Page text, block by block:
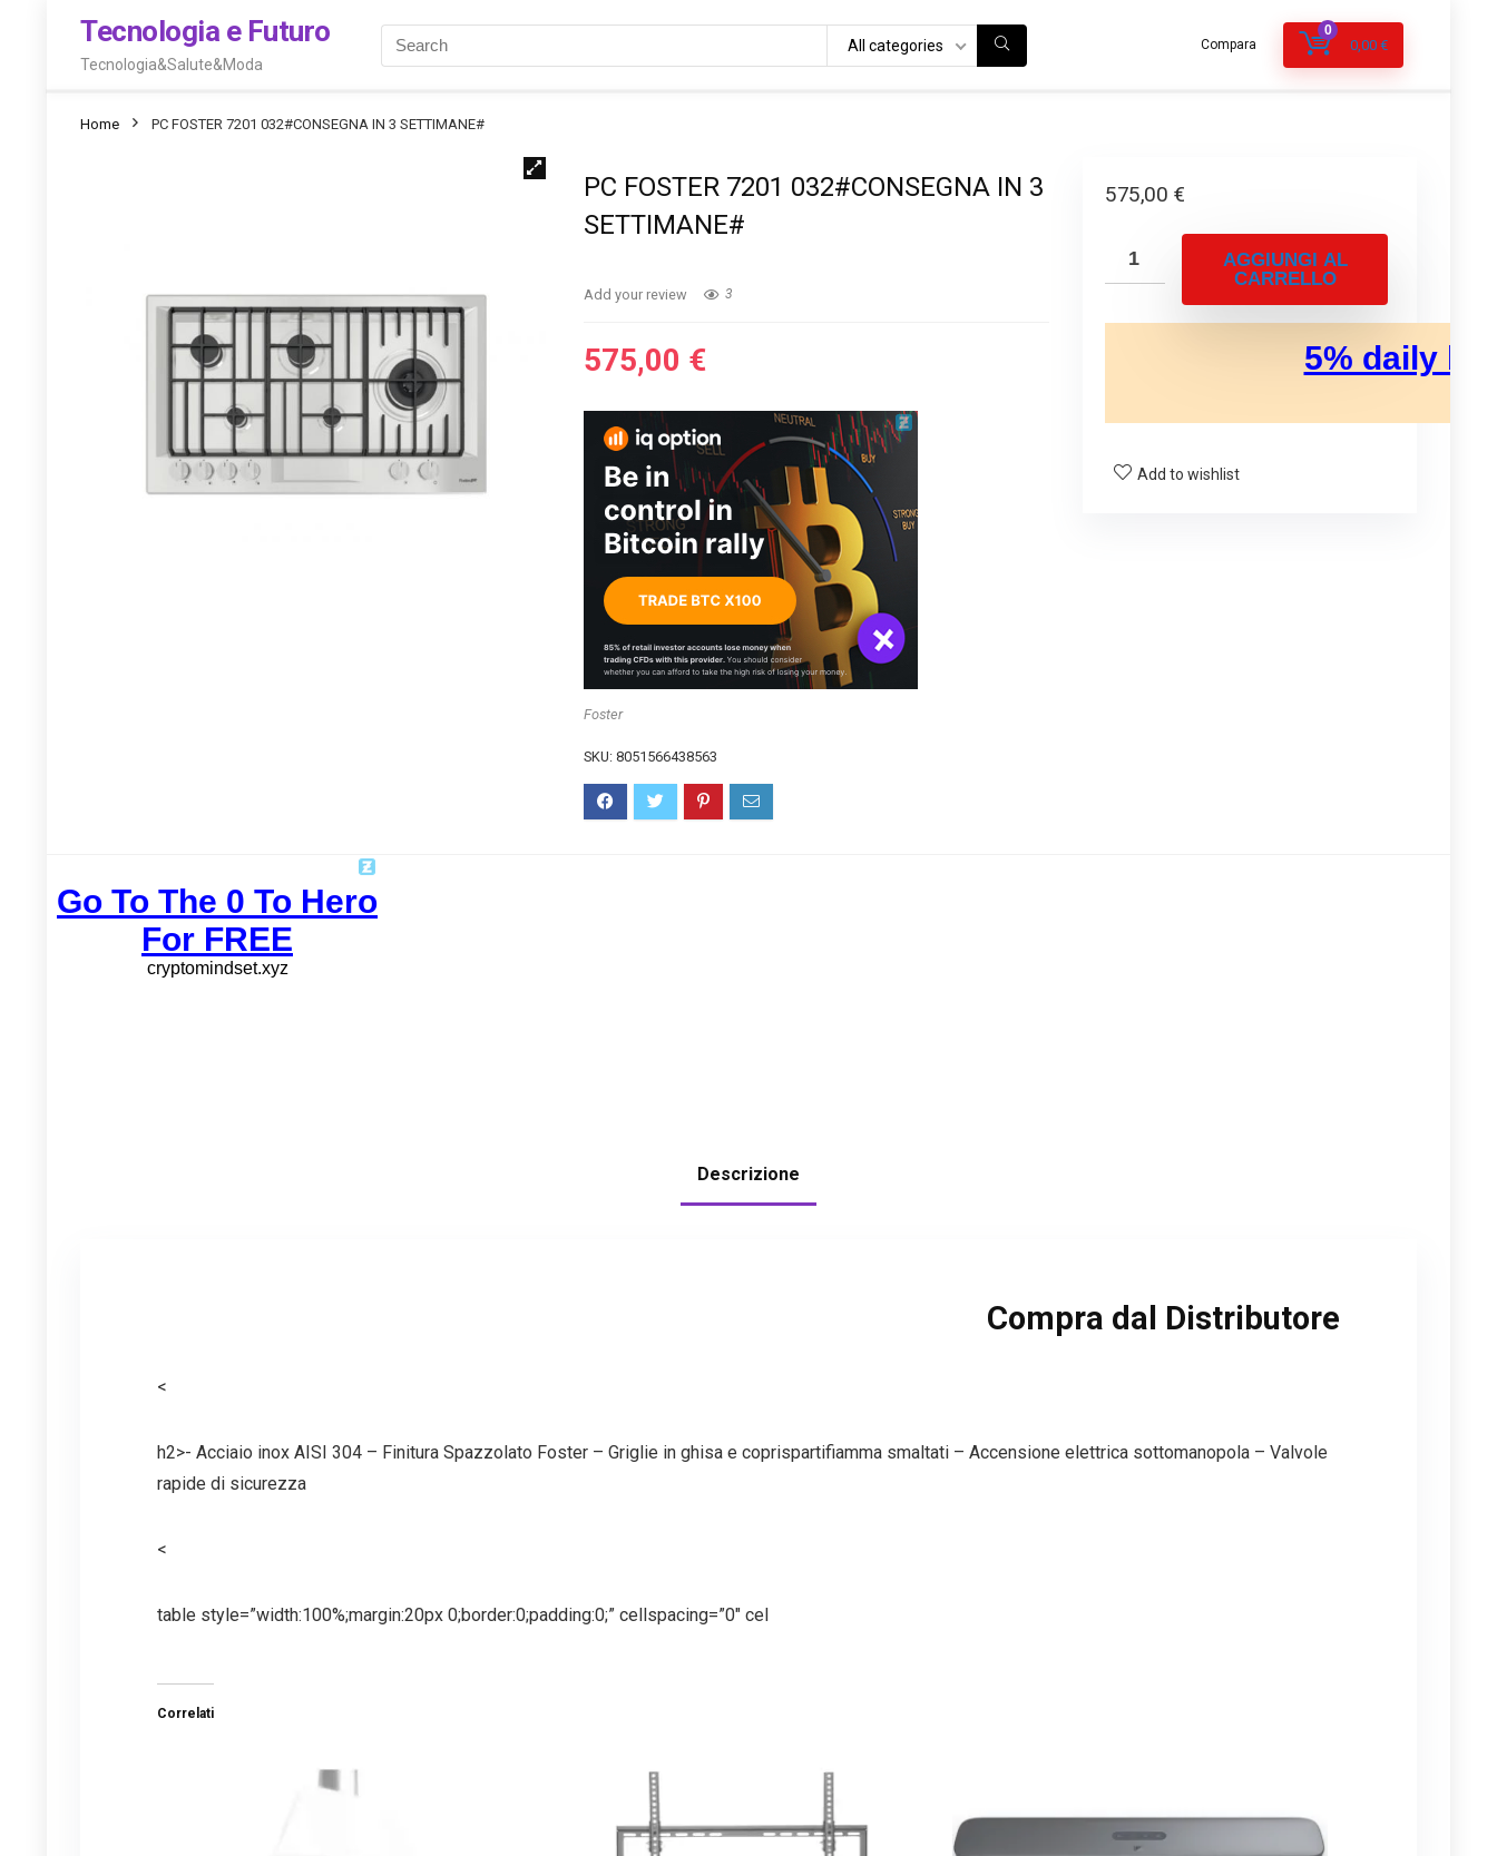
Tecnologia e Futuro
Tecnologia&Salute&Moda
All categories Compara
0
0,00 €
Home PC FOSTER 7201 032#CONSEGNA IN 3 SETTIMANE#
PC FOSTER 7201 032#CONSEGNA IN 3
SETTIMANE#
Add your review 3
575,00 €
Foster
SKU:8051566438563
575,00 €
AGGIUNGI AL
CARRELLO
Add to wishlist
Descrizione
Compra dal Distributore
<
h2>- Acciaio inox AISI 304 – Finitura Spazzolato Foster – Griglie in ghisa e coprispartifiamma smaltati – Accensione elettrica sottomanopola – Valvole
rapide di sicurezza
<
table style=”width:100%;margin:20px 0;border:0;padding:0;” cellspacing=”0″ cel
Correlati